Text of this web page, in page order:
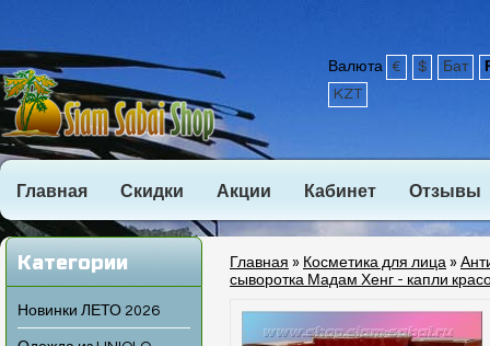
Валюта € $ Бат
KZT
Главная Скидки Акции Кабинет Отзывы
Категории
Новинки ЛЕТО 2026
Главная » Косметика для лица »
сыворотка Мадам Хенг - капли